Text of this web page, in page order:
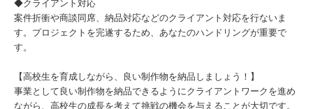
◆クライアント対応
案件折衝や商談同席、納品対応などのクライアント対応を行ないま
す。プロジェクトを完遂するため、あなたのハンドリングが重要で
す。
【高校生を育成しながら、良い制作物を納品しましょう！】
事業として良い制作物を納品できるようにクライアントワークを進め
ながら、高校生の成長を考えて挑戦の機会を与えることが大切です。